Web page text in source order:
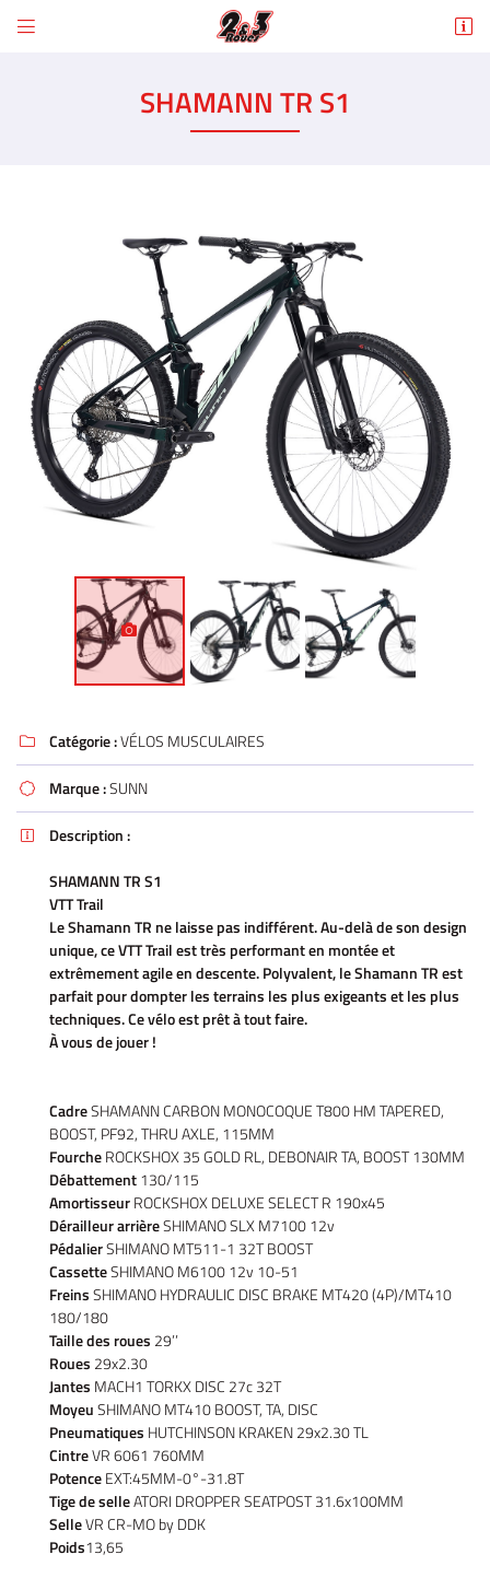

Accueil
Vélos
– Scooters
location
d’occasion

01 30 43 50
Adresse email de réception
En cochant cette case, vous consentez à recevoir nos propositions commerciales à
l'adresse email indiqué ci-dessus. Vous pouvez vous désinscrire à tout moment en
utilisantle formulaire de désinscription
INSCRIPTION
SHAMANN TR S1
 Catégorie :VÉLOS MUSCULAIRES
 Marque :SUNN

Description :
SHAMANN TR S1
VTT Trail
Le Shamann TR ne laisse pas indifférent. Au-delà de son design
unique, ce VTT Trail est très performant en montée et
extrêmement agile en descente. Polyvalent, le Shamann TR est
parfait pour dompter les terrains les plus exigeants et les plus
techniques. Ce vélo est prêt à tout faire.
À vous de jouer !
CadreSHAMANN CARBON MONOCOQUE T800 HM TAPERED,
BOOST, PF92, THRU AXLE, 115MM
FourcheROCKSHOX 35 GOLD RL, DEBONAIR TA, BOOST 130MM
Débattement130/115
AmortisseurROCKSHOX DELUXE SELECT R 190x45
Dérailleur arrièreSHIMANO SLX M7100 12v
PédalierSHIMANO MT511-1 32T BOOST
CassetteSHIMANO M6100 12v 10-51
FreinsSHIMANO HYDRAULIC DISC BRAKE MT420 (4P)/MT410
180/180
Taille des roues 29’’
Roues 29x2.30
Jantes MACH1 TORKX DISC 27c 32T
MoyeuSHIMANO MT410 BOOST, TA, DISC
Pneumatiques HUTCHINSON KRAKEN 29x2.30 TL
CintreVR 6061 760MM
PotenceEXT:45MM-0°-31.8T
Tige de selleATORI DROPPER SEATPOST 31.6x100MM
SelleVR CR-MO by DDK
Poids13,65